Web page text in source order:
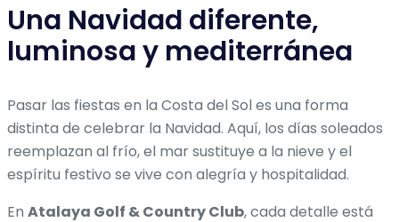
Una Navidad diferente,
luminosa y mediterránea
Pasar las fiestas en la Costa del Sol es una forma
distinta de celebrar la Navidad. Aquí, los días soleados
reemplazan al frío, el mar sustituye a la nieve y el
espíritu festivo se vive con alegría y hospitalidad.
En Atalaya Golf & Country Club, cada detalle está